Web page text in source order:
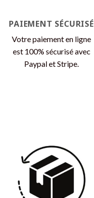
du
produit
PAIEMENT SÉCURISÉ
Votre paiement en ligne
est 100% sécurisé avec
Paypal et Stripe.